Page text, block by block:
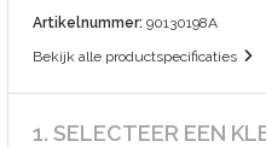
Artikelnummer: 90130198A
Bekijk alle productspecificaties
1. SELECTEER EEN